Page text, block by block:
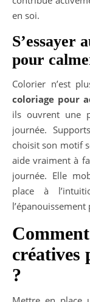
en soi.
S’essayer
pour
Colorier n’est
coloriage pour
ils ouvrent une
journée.
choisit son motif
aide vraiment à
journée. Elle
place à
l’épanouissement
créatives
?